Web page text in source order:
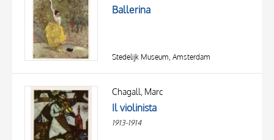
Ballerina
Stedelijk Museum, Amsterdam
Chagall, Marc
Il violinista
1913-1914